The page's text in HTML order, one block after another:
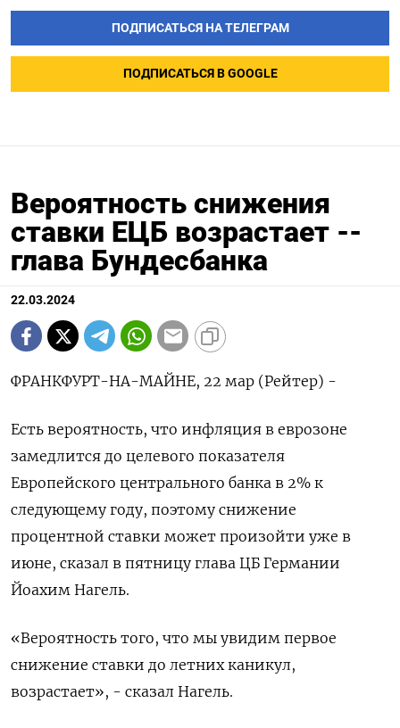
ПОДПИСАТЬСЯ НА ТЕЛЕГРАМ
ПОДПИСАТЬСЯ В GOOGLE
Вероятность снижения
ставки ЕЦБ возрастает --
глава Бундесбанка
22.03.2024
ФРАНКФУРТ-НА-МАЙНЕ, 22 мар (Рейтер) -
Есть вероятность, что инфляция в еврозоне
замедлится до целевого показателя
Европейского центрального банка в 2% к
следующему году, поэтому снижение
процентной ставки может произойти уже в
июне, сказал в пятницу глава ЦБ Германии
Йоахим Нагель.
«Вероятность того, что мы увидим первое
снижение ставки до летних каникул,
возрастает», - сказал Нагель.